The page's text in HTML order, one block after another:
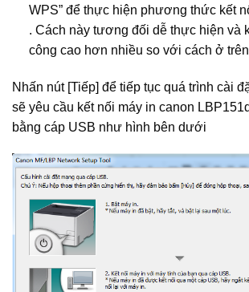
WPS” để thực hiện phương thức kết
. Cách này tương đối dễ thực hiện và
công cao hơn nhiều so với cách ở
Nhấn nút [Tiếp] để tiếp tục quá trình cài
sẽ yêu cầu kết nối máy in canon
bằng cáp USB như hình bên dưới